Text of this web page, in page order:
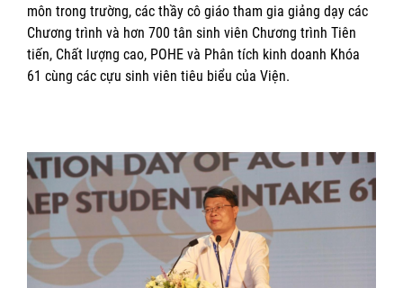
môn trong trường, các thầy cô giáo tham gia giảng dạy các
Chương trình và hơn 700 tân sinh viên Chương trình Tiên
tiến, Chất lượng cao, POHE và Phân tích kinh doanh Khóa
61 cùng các cựu sinh viên tiêu biểu của Viện.